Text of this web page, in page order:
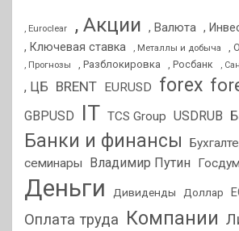
, Euroclear , Акции , Валюта ,
, Ключевая ставка
, Металлы и добыча ,
, Прогнозы , Разблокировка , Росбанк ,
, ЦБ BRENT EURUSD forex
GBPUSD IT TCS Group USDRUB
Банки и финансы
семинары
Владимир Путин
Деньги Дивиденды Доллар
Оплата труда Компании